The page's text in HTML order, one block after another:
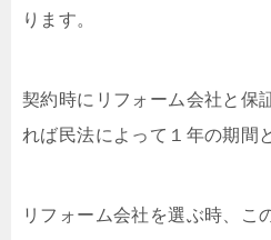
ります。
契約時にリフォーム会社と保
れば民法によって１年の期間
リフォーム会社を選ぶ時、こ